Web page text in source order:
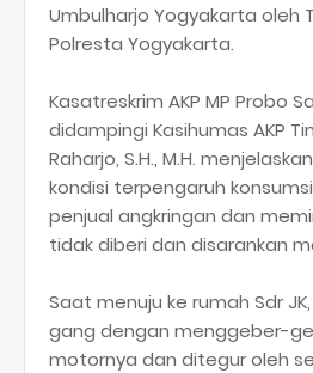
Umbulharjo Yogyakarta oleh
Polresta Yogyakarta.
Kasatreskrim AKP MP Probo
didampingi Kasihumas AKP
Raharjo, S.H., M.H.
kondisi terpengaruh
penjual angkringan dan
tidak diberi dan disarankan
Saat menuju ke rumah Sdr
gang dengan menggeber-
motornya dan ditegur oleh